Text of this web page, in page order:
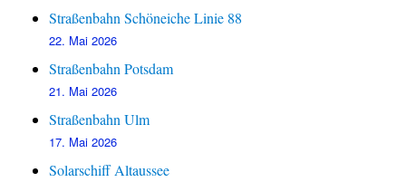
Straßenbahn Schöneiche Linie 88
22. Mai 2026
Straßenbahn Potsdam
21. Mai 2026
Straßenbahn Ulm
17. Mai 2026
Solarschiff Altaussee